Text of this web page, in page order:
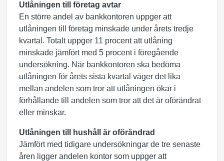
Utlåningen till företag avtar
En större andel av bankkontoren uppger att
utlåningen till företag minskade under årets tredje
kvartal. Totalt uppger 11 procent att utlåning
minskade jämfört med 5 procent i föregående
undersökning. När bankkontoren ska bedöma
utlåningen för årets sista kvartal väger det lika
mellan andelen som tror att utlåningen ökar i
förhållande till andelen som tror att det är oförändrat
eller minskar.
Utlåningen till hushåll är oförändrad
Jämfört med tidigare undersökningar de tre senaste
åren ligger andelen kontor som uppger att